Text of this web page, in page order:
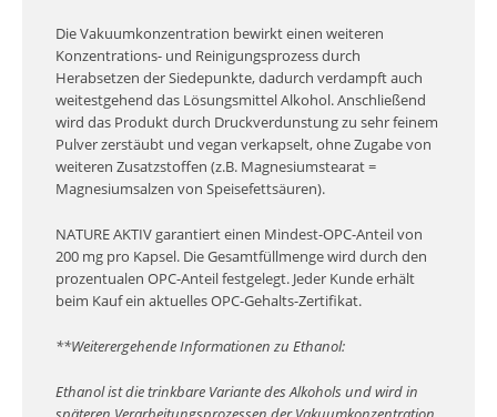
Die Vakuumkonzentration bewirkt einen weiteren
Konzentrations- und Reinigungsprozess durch
Herabsetzen der Siedepunkte, dadurch verdampft auch
weitestgehend das Lösungsmittel Alkohol. Anschließend
wird das Produkt durch Druckverdunstung zu sehr feinem
Pulver zerstäubt und vegan verkapselt, ohne Zugabe von
weiteren Zusatzstoffen (z.B. Magnesiumstearat =
Magnesiumsalzen von Speisefettsäuren).
NATURE AKTIV garantiert einen Mindest-OPC-Anteil von
200 mg pro Kapsel. Die Gesamtfüllmenge wird durch den
prozentualen OPC-Anteil festgelegt. Jeder Kunde erhält
beim Kauf ein aktuelles OPC-Gehalts-Zertifikat.
**Weiterergehende Informationen zu Ethanol:
Ethanol ist die trinkbare Variante des Alkohols und wird in